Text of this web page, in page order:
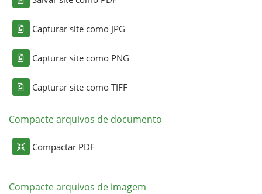
Capturar site como JPG
Capturar site como PNG
Capturar site como TIFF
Compacte arquivos de documento
Compactar PDF
Compacte arquivos de imagem